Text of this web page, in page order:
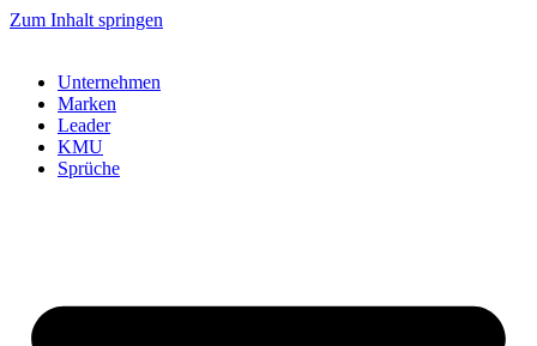
Zum Inhalt springen
Unternehmen
Marken
Leader
KMU
Sprüche